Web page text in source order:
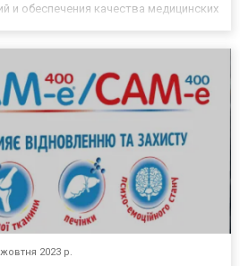
и обеспечения качества медицинских
2023 р.